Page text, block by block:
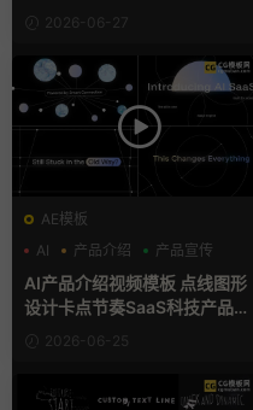
2026-06-27
AE模板
AI
产品介绍 产品宣传
AI产品介绍视频模板 点线图形
设计卡点节奏SaaS科技产品宣
2026-06-25